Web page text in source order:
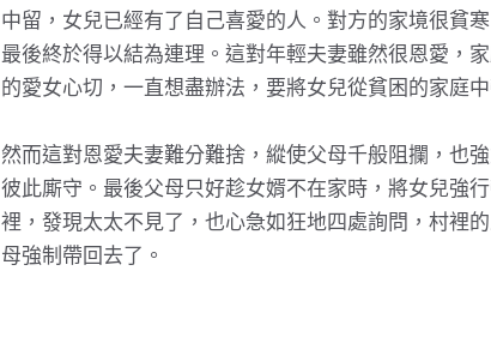
中留，女兒已經有了自己喜愛的人。對方的家境很貧
最後終於得以結為連理。這對年輕夫妻雖然很恩愛，
的愛女心切，一直想盡辦法，要將女兒從貧困的家庭中
然而這對恩愛夫妻難分難捨，縱使父母千般阻攔，也
彼此廝守。最後父母只好趁女婿不在家時，將女兒強
裡，發現太太不見了，也心急如狂地四處詢問，村裡
母強制帶回去了。